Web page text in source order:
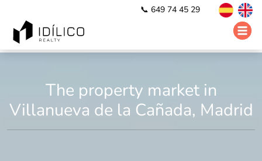
📞 649 74 45 29
The property market in
Villanueva de la Cañada, Madrid